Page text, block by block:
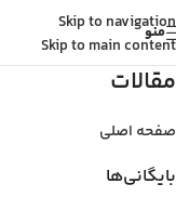
Skip to navigation
Skip to main content
منو
مقالات
صفحه اصلی
بایگانی‌ها